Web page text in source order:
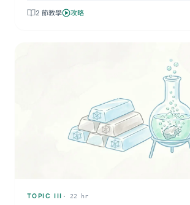
2 節教學 攻略
TOPIC III · 22 hr